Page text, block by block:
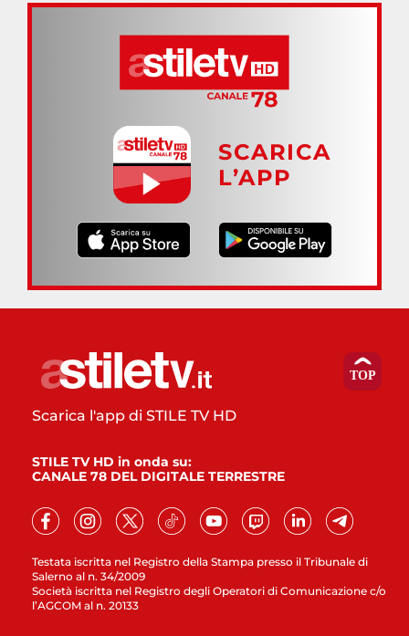
SCARICA
L’APP
Testata iscritta nel Registro della Stampa presso il Tribunale di
Salerno al n. 34/2009
Società iscritta nel Registro degli Operatori di Comunicazione c/o
l’AGCOM al n. 20133
Scarica l'app di STILE TV HD
STILE TV HD in onda su:
CANALE 78 DEL DIGITALE TERRESTRE